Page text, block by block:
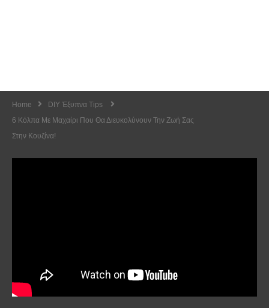
Home
DIY Έξυπνα Tips
6 Κόλπα Με Μαχαίρι Που Θα Διευκολύνουν Την Ζωή Σας
Στην Κουζίνα!